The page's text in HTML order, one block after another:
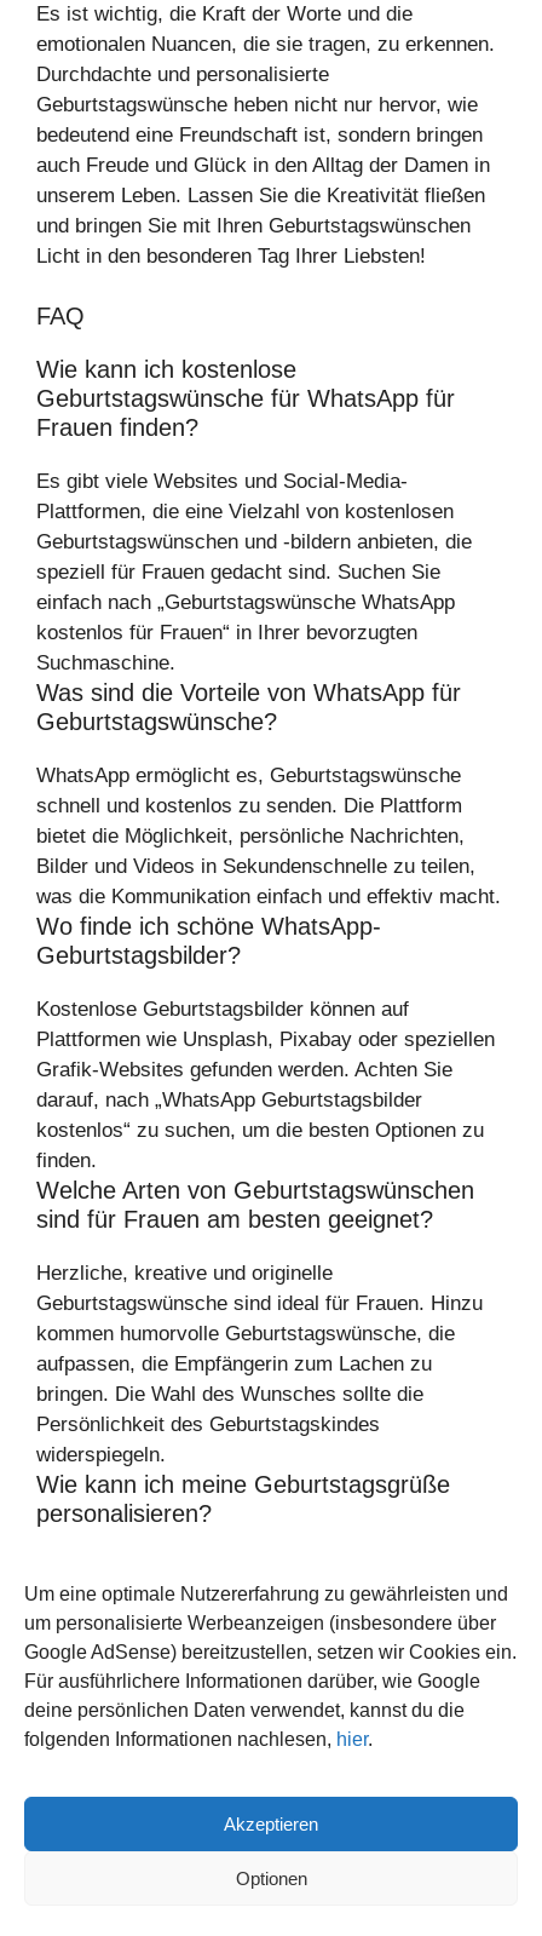
Um eine optimale Nutzererfahrung zu gewährleisten und
um personalisierte Werbeanzeigen (insbesondere über
Google AdSense) bereitzustellen, setzen wir Cookies ein.
Für ausführlichere Informationen darüber, wie Google
deine persönlichen Daten verwendet, kannst du die
folgenden Informationen nachlesen, hier.
Akzeptieren
Optionen
Es ist wichtig, die Kraft der Worte und die
emotionalen Nuancen, die sie tragen, zu erkennen.
Durchdachte und personalisierte
Geburtstagswünsche heben nicht nur hervor, wie
bedeutend eine Freundschaft ist, sondern bringen
auch Freude und Glück in den Alltag der Damen in
unserem Leben. Lassen Sie die Kreativität fließen
und bringen Sie mit Ihren Geburtstagswünschen
Licht in den besonderen Tag Ihrer Liebsten!
FAQ
Wie kann ich kostenlose
Geburtstagswünsche für WhatsApp für
Frauen finden?
Es gibt viele Websites und Social-Media-
Plattformen, die eine Vielzahl von kostenlosen
Geburtstagswünschen und -bildern anbieten, die
speziell für Frauen gedacht sind. Suchen Sie
einfach nach „Geburtstagswünsche WhatsApp
kostenlos für Frauen“ in Ihrer bevorzugten
Suchmaschine.
Was sind die Vorteile von WhatsApp für
Geburtstagswünsche?
WhatsApp ermöglicht es, Geburtstagswünsche
schnell und kostenlos zu senden. Die Plattform
bietet die Möglichkeit, persönliche Nachrichten,
Bilder und Videos in Sekundenschnelle zu teilen,
was die Kommunikation einfach und effektiv macht.
Wo finde ich schöne WhatsApp-
Geburtstagsbilder?
Kostenlose Geburtstagsbilder können auf
Plattformen wie Unsplash, Pixabay oder speziellen
Grafik-Websites gefunden werden. Achten Sie
darauf, nach „WhatsApp Geburtstagsbilder
kostenlos“ zu suchen, um die besten Optionen zu
finden.
Welche Arten von Geburtstagswünschen
sind für Frauen am besten geeignet?
Herzliche, kreative und originelle
Geburtstagswünsche sind ideal für Frauen. Hinzu
kommen humorvolle Geburtstagswünsche, die
aufpassen, die Empfängerin zum Lachen zu
bringen. Die Wahl des Wunsches sollte die
Persönlichkeit des Geburtstagskindes
widerspiegeln.
Wie kann ich meine Geburtstagsgrüße
personalisieren?
Erlebnisse oder individuelle Anredeformen hinzu.
Herzliche Nachrichten, die Gefühle und Zuneigung
ausdrücken, machen die Geburtstagsglückwünsche
noch spezieller.
Was sind romantische
Geburtstagswünsche, die ich per
Romantische Geburtstagswünsche können
enthalten, die Liebe und Dankbarkeit ausdrücken.